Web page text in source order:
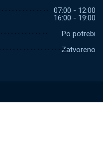
07:00 - 12:00
16:00 - 19:00
Po potrebi
Zatvoreno